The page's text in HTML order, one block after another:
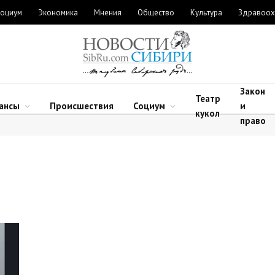
Экономика Мнения Общество Культура
Происшествия Социум
Театр
кукол
Закон
и
право